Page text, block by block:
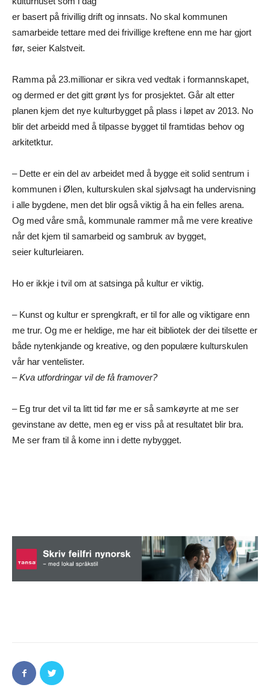
er basert på frivillig drift og innsats. No skal kommunen
samarbeide tettare med dei frivillige kreftene enn me har gjort
før, seier Kalstveit.
Ramma på 23.millionar er sikra ved vedtak i formannskapet,
og dermed er det gitt grønt lys for prosjektet. Går alt etter
planen kjem det nye kulturbygget på plass i løpet av 2013. No
blir det arbeidd med å tilpasse bygget til framtidas behov og
arkitetktur.
– Dette er ein del av arbeidet med å bygge eit solid sentrum i
kommunen i Ølen, kulturskulen skal sjølvsagt ha undervisning
i alle bygdene, men det blir også viktig å ha ein felles arena.
Og med våre små, kommunale rammer må me vere kreative
når det kjem til samarbeid og sambruk av bygget,
seier kulturleiaren.
Ho er ikkje i tvil om at satsinga på kultur er viktig.
– Kunst og kultur er sprengkraft, er til for alle og viktigare enn
me trur. Og me er heldige, me har eit bibliotek der dei tilsette er
både nytenkjande og kreative, og den populære kulturskulen
vår har ventelister.
– Kva utfordringar vil de få framover?
– Eg trur det vil ta litt tid før me er så samkøyrte at me ser
gevinstane av dette, men eg er viss på at resultatet blir bra.
Me ser fram til å kome inn i dette nybygget.